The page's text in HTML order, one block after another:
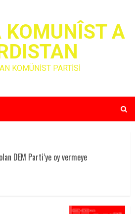
KOMUNÎST A
KOMÜNİST PARTİSİ
DEM Parti’ye oy vermeye